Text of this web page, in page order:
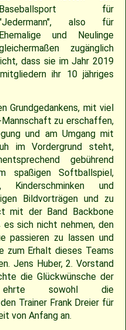
Baseballsport für
also für
Ehemalige und Neulinge
zugänglich
dass sie im Jahr 2019
ihr 10 jähriges
Grundgedankens, mit viel
zu erschaffen,
und am Umgang mit
im Vordergrund steht,
gebührend
spaßigen Softballspiel,
Kinderschminken und
Bildvorträgen und zu
mit der Band Backbone
es sich nicht nehmen, den
passieren zu lassen und
zum Erhalt dieses Teams
Jens Huber, 2. Vorstand
die Glückwünsche der
ehrte sowohl die
Trainer Frank Dreier für
von Anfang an.
22.04.2023 – Cavemen 2 vs Ulm Falcons
30.05.2019 – Jugendspiel in Ravensburg
11.05.2019 – Jugendspiel in Reutlingen
05.05.2019 – Landesligaspiel gegen die Ladenburg Romans
27.04.2019 – Jugendspiel in Gammertingen
14.06.2017 – Pfingstturnier Steinheim 2017
25.05.2017 – Jugendspiel gegen Herrenberg
06.05.2017 – Jugendspiel in Sindelfingen
08.04.2017 – Pokalauftakt gegen die Freiburg Knights
04.03.2017 – Jugendausflug Sensapolis
03.03.2017 – Jahreshauptversammlung
26./27.05.2012 – 25. Pfingstturnier in Steinheim
29.04.2012 – Landesliga Bretten Kangaroos vs. Cavemen
15.04.2012 – Jugend Cavemen vs. Gammertingen
03.07.2011 – Softball-Landesligaspiel Cavemen vs. Nagold Mohawks
11./12.06.2011 – Jubiläumsturnier 25 Jahre Red Phantoms Steinheim
01.05.2011 – Landesligaspiel Cavemen vs. Bad Mergentheim Warriors